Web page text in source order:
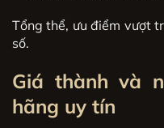
Tổng thể, ưu điểm vượt
số.
Giá thành và
hãng uy tín